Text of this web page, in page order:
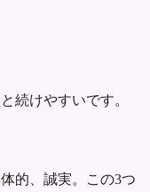
続けやすいです。
的、誠実。この3つ